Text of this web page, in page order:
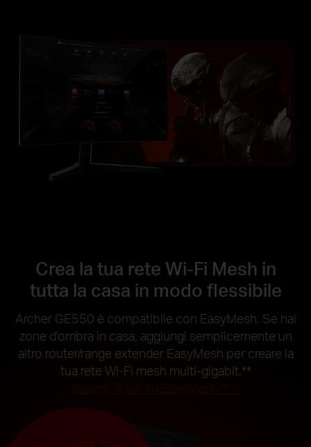
Crea la tua rete Wi-Fi Mesh in
tutta la casa in modo flessibile
Archer GE550 è compatibile con EasyMesh. Se hai
zone d'ombra in casa, aggiungi semplicemente un
altro router/range extender EasyMesh per creare la
tua rete Wi-Fi mesh multi-gigabit.**
Scopri di più su EasyMesh™ >